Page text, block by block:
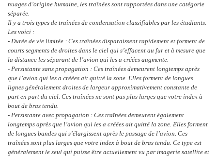
nuages d’origine humaine, les traînées sont rapportées dans une catégorie
séparée.
Il y a trois types de traînées de condensation classifiables par les étudiants.
Les voici :
- Durée de vie limitée : Ces traînées disparaissent rapidement et forment de
courts segments de droites dans le ciel qui s’effacent au fur et à mesure que
la distance les séparant de l’avion qui les a créées augmente.
- Persistante sans propagation : Ces traînées demeurent longtemps après
que l’avion qui les a créées ait quitté la zone. Elles forment de longues
lignes généralement droites de largeur approximativement constante de
part en part du ciel. Ces traînées ne sont pas plus larges que votre index à
bout de bras tendu.
- Persistante avec propagation : Ces traînées demeurent également
longtemps après que l’avion qui les a créées ait quitté la zone. Elles forment
de longues bandes qui s’élargissent après le passage de l’avion. Ces
traînées sont plus larges que votre index à bout de bras tendu. Ce type est
généralement le seul qui puisse être actuellement vu par imagerie satellite et